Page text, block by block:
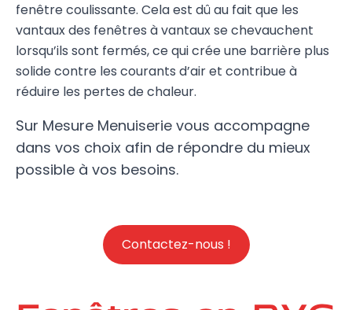
fenêtre coulissante. Cela est dû au fait que les
vantaux des fenêtres à vantaux se chevauchent
lorsqu’ils sont fermés, ce qui crée une barrière plus
solide contre les courants d’air et contribue à
réduire les pertes de chaleur.
Sur Mesure Menuiserie vous accompagne
dans vos choix afin de répondre du mieux
possible à vos besoins.
Contactez-nous !